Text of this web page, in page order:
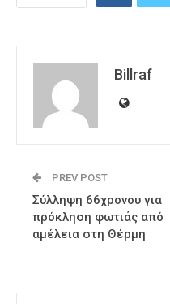
Billraf
PREV POST
Σύλληψη 66χρονου για
πρόκληση φωτιάς από
αμέλεια στη Θέρμη